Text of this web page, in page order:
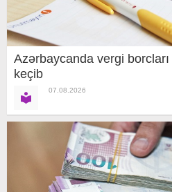
Azərbaycanda vergi
keçib
07.08.2026